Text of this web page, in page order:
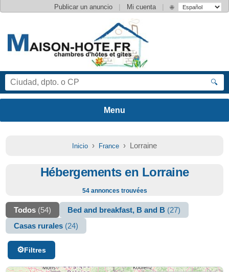
Publicar un anuncio | Mi cuenta | 🌐
🔍
Inicio › France › Lorraine
Hébergements en Lorraine
54 annonces trouvées
Todos (54) Bed and breakfast, B and B (27)
Casas rurales (24)
Filtres